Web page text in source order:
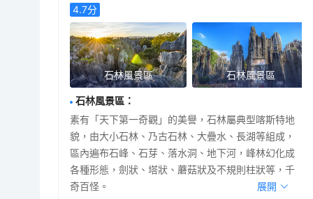
4.7分
石林風景區 石林風景區
石林風景區 ：
素有「天下第一奇觀」的美譽，石林屬典型喀斯特地
貌，由大小石林、乃古石林、大疊水、長湖等組成，
區內遍布石峰、石芽、落水洞、地下河，峰林幻化成
各種形態，劍狀、塔狀、蘑菇狀及不規則柱狀等，千
奇百怪。
展開